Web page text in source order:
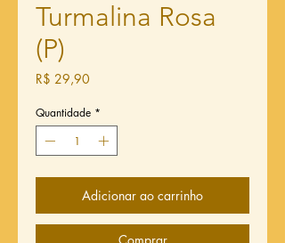
Turmalina Rosa
(P)
R$ 29,90
Quantidade *
Adicionar ao carrinho